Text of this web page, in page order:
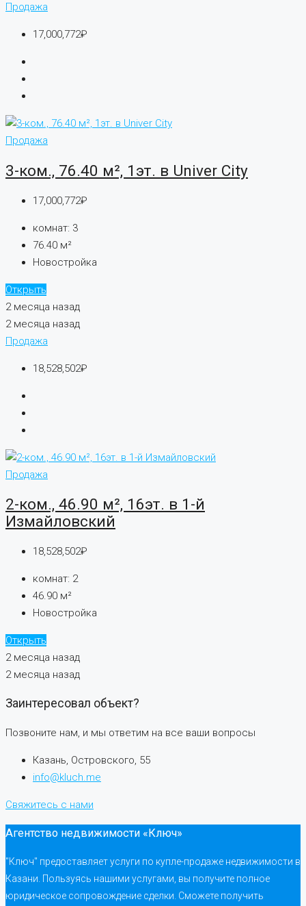
Продажа
17,000,772₽
Продажа
3-ком., 76.40 м², 1эт. в Univer City
17,000,772₽
комнат: 3
76.40 м²
Новостройка
Открыть
2 месяца назад
2 месяца назад
Продажа
18,528,502₽
Продажа
2-ком., 46.90 м², 16эт. в 1-й
Измайловский
18,528,502₽
комнат: 2
46.90 м²
Новостройка
Открыть
2 месяца назад
2 месяца назад
Заинтересовал объект?
Позвоните нам, и мы ответим на все ваши вопросы
Казань, Островского, 55
info@kluch.me
Свяжитесь с нами
Агентство недвижимости «Ключ»
"Ключ" предоставляет услуги по купле-продаже недвижимости в
Казани. Пользуясь нашими услугами, вы получите полное
юридическое сопровождение сделки. Сможете получить